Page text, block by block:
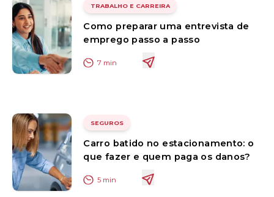
TRABALHO E CARREIRA
Como preparar uma entrevista de
emprego passo a passo
7 min
SEGUROS
Carro batido no estacionamento: o
que fazer e quem paga os danos?
5 min